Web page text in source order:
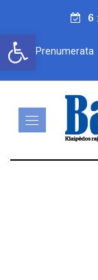
Open
6
Prenumerata